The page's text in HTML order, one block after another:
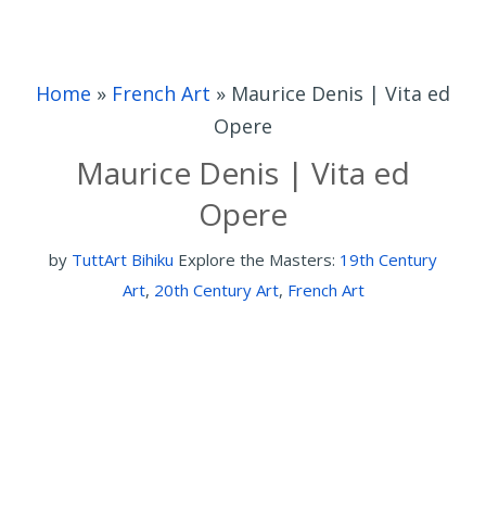
Home » French Art » Maurice Denis | Vita ed
Opere
Maurice Denis | Vita ed
Opere
by TuttArt Bihiku Explore the Masters: 19th Century
Art, 20th Century Art, French Art